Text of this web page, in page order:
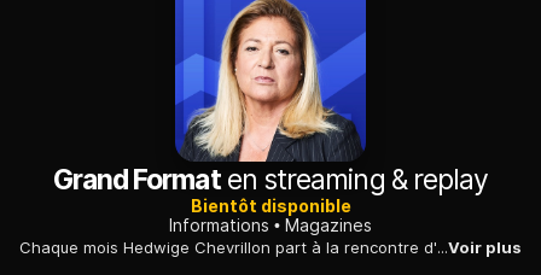
Grand Formaten streaming & replay
Bientôt disponible
Informations
Magazines
Chaque mois Hedwige Chevrillon part à la rencontre d'un(e) dirigeant(e) dans son entreprise afin de nous ouvrir les portes de son bureau.Voir plus